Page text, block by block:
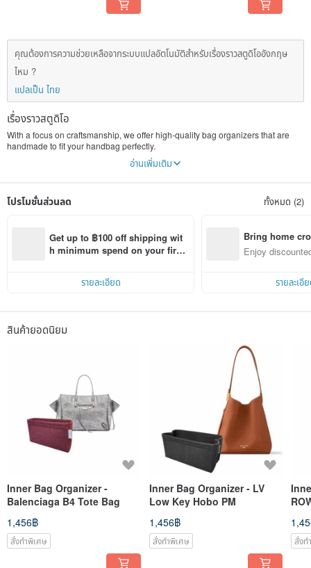
คุณต้องการความช่วยเหลือจากระบบแปลอัตโนมัติสำหรับเรื่องราวสตูดิโออังกฤษ
ไหม ?
แปลเป็น ไทย
เรื่องราวสตูดิโอ
With a focus on craftsmanship, we offer high-quality bag organizers that are
handmade to fit your handbag perfectly.
We also use the finest felt imported from Seoul which is a human-friendly
which may produces various harmful substances and remains on the fabric.
unique and safe essentials to protect your handbags.
The high-quality felt has a soft hand feeling soft and light weighted but at the
อ่านเพิ่มเติม
โปรโมชั่นส่วนลด ทั้งหมด (2)
Get up to ฿100 off shipping wit
h minimum spend on your first
รายละเอียด
Bring home
n with ease
Enjoy
รายละเอี
สินค้ายอดนิยม
Inner Bag Organizer -
Balenciaga B4 Tote Bag
1,456฿
สั่งทำพิเศษ
Inner Bag Organizer - LV
Low Key Hobo PM
1,456฿
สั่งทำพิเศษ สั่งท